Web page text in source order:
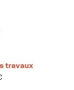
travaux